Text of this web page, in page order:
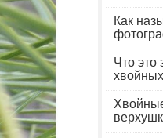
Как
Что это